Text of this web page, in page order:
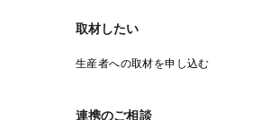
取材したい
生産者への取材を申し込む
連携のご相談